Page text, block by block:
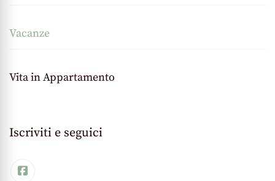
Vacanze
Vita in Appartamento
Iscriviti e seguici